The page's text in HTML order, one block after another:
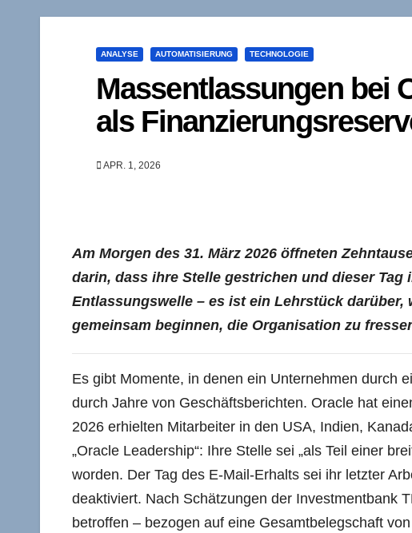
ANALYSE AUTOMATISIERUNG TECHNOLOGIE
Massentlassungen bei
als
APR. 1, 2026
Am Morgen des 31. März 2026 öffneten
darin, dass ihre Stelle gestrichen und dieser
Entlassungswelle – es ist ein Lehrstück
gemeinsam beginnen, die Organisation zu
Es gibt Momente, in denen ein Unternehmen durch
durch Jahre von Geschäftsberichten. Oracle hat
2026 erhielten Mitarbeiter in den USA, Indien,
„Oracle Leadership“: Ihre Stelle sei „als Teil einer
worden. Der Tag des E-Mail-Erhalts sei ihr letzter
deaktiviert. Nach Schätzungen der Investmentbank
betroffen – bezogen auf eine Gesamtbelegschaft